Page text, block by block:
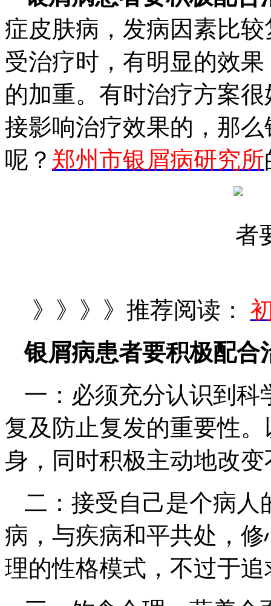
症皮肤病，发病因素比
受治疗时，有明显的效
的加重。有时治疗方案
接影响治疗效果的，那
呢？ 郑州市银屑病研究所
》》》》推荐阅读：
银屑病患者要积极配合
一：必须充分认识到科
复及防止复发的重要性
身，同时积极主动地改
二：接受自己是个病人
病，与疾病和平共处，
理的性格模式，不过于